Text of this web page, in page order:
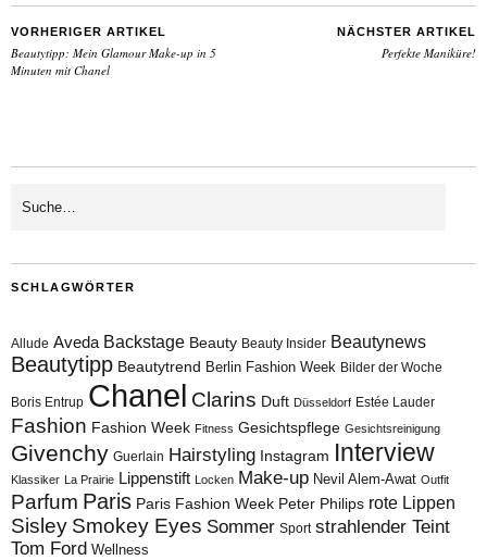
VORHERIGER ARTIKEL
Beautytipp: Mein Glamour Make-up in 5
Minuten mit Chanel
NÄCHSTER ARTIKEL
Perfekte Maniküre!
SCHLAGWÖRTER
Allude Aveda Backstage Beauty Beauty Insider Beautynews
Beautytipp Beautytrend Berlin Fashion Week Bilder der Woche
Boris Entrup Chanel Clarins Duft Düsseldorf Estée Lauder
Fashion Fashion Week Fitness Gesichtspflege Gesichtsreinigung
Givenchy Guerlain Hairstyling Instagram Interview
Klassiker La Prairie Lippenstift Locken Make-up Nevil Alem-Awat Outfit
Parfum Paris Paris Fashion Week Peter Philips rote Lippen
Sisley Smokey Eyes Sommer Sport strahlender Teint
Tom Ford Wellness